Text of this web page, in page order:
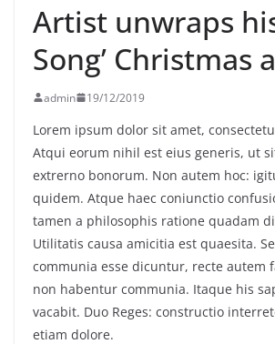
Artist unwraps
Song’ Christmas
admin 19/12/2019
Lorem ipsum dolor sit amet,
Atqui eorum nihil est eius generis, ut
extrerno bonorum. Non autem hoc:
quidem. Atque haec coniunctio
tamen a philosophis ratione quadam
Utilitatis causa amicitia est quaesita.
communia esse dicuntur, recte autem
non habentur communia. Itaque his
vacabit. Duo Reges: constructio
etiam dolore.